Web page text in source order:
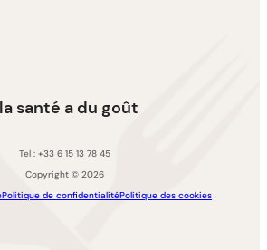
santé a du goût
Tel : +33 6 15 13 78 45
Copyright © 2026
Politique de confidentialitéPolitique des cookies